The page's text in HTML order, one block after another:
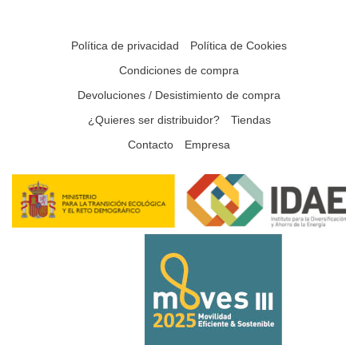
Política de privacidad
Política de Cookies
Condiciones de compra
Devoluciones / Desistimiento de compra
¿Quieres ser distribuidor?
Tiendas
Contacto
Empresa